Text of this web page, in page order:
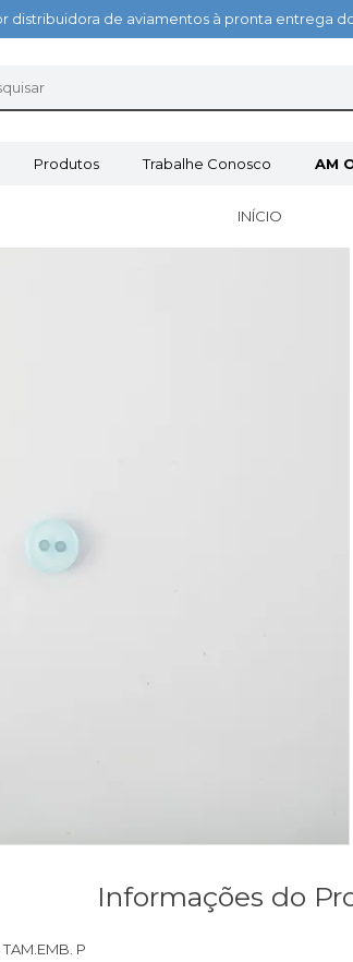
distribuidora de aviamentos à pronta entrega
Produtos Trabalhe Conosco AM
INÍCIO
Informações do
P